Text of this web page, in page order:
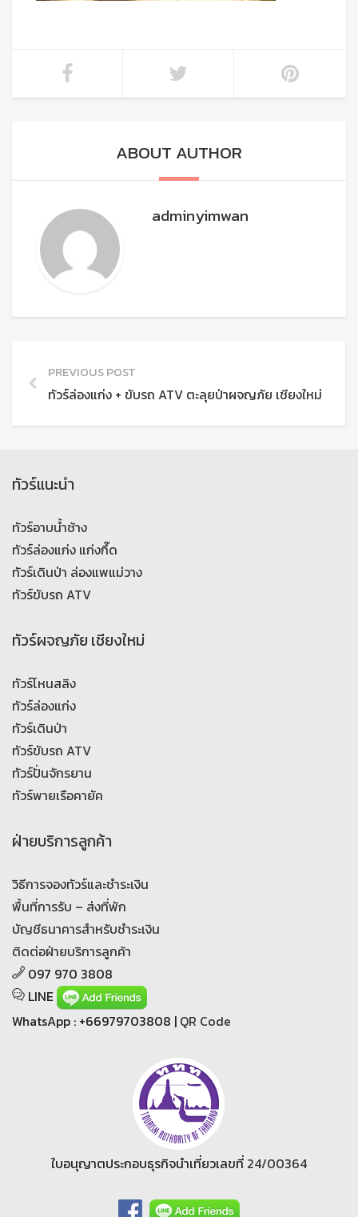
ABOUT AUTHOR
adminyimwan
PREVIOUS POST
ทัวร์ล่องแก่ง + ขับรถ ATV ตะลุยป่าผจญภัย เชียงใหม่
ทัวร์แนะนำ
ทัวร์อาบน้ำช้าง
ทัวร์ล่องแก่ง แก่งกึ๊ด
ทัวร์เดินป่า ล่องแพแม่วาง
ทัวร์ขับรถ ATV
ทัวร์ผจญภัย เชียงใหม่
ทัวร์โหนสลิง
ทัวร์ล่องแก่ง
ทัวร์เดินป่า
ทัวร์ขับรถ ATV
ทัวร์ปั่นจักรยาน
ทัวร์พายเรือคายัค
ฝ่ายบริการลูกค้า
วิธีการจองทัวร์และชำระเงิน
พื้นที่การรับ – ส่งที่พัก
บัญชีธนาคารสำหรับชำระเงิน
ติดต่อฝ่ายบริการลูกค้า
097 970 3808
LINE
WhatsApp : +66979703808 | QR Code
ใบอนุญาตประกอบธุรกิจนำเที่ยวเลขที่ 24/00364